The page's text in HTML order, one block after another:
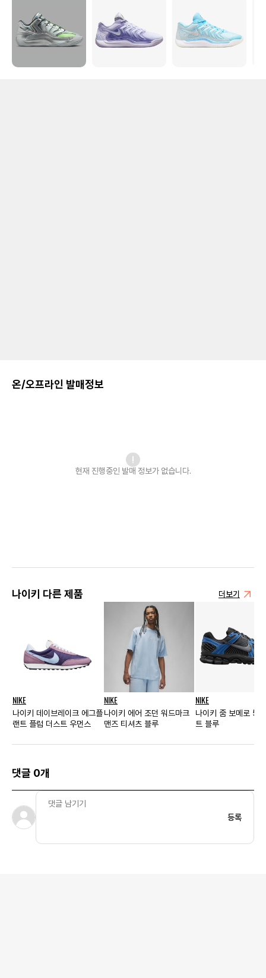
온/오프라인 발매정보
현재 진행중인 발매 정보가 없습니다.
나이키 다른 제품 더보기
NIKE
나이키 데이브레이크 에그플
랜트 플럼 더스트 우먼스
NIKE
나이키 에어 조던 워드마크
맨즈 티셔츠 블루
NIKE
나이키 줌 보메로 5
트 블루
댓글 0개
등록